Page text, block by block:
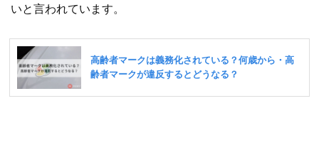
いと言われています。